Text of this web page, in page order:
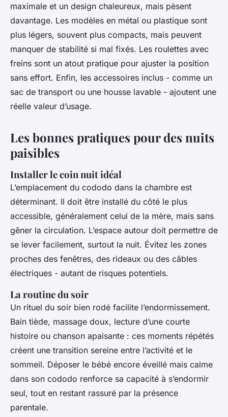
maximale et un design chaleureux, mais pèsent
davantage. Les modèles en métal ou plastique sont
plus légers, souvent plus compacts, mais peuvent
manquer de stabilité si mal fixés. Les roulettes avec
freins sont un atout pratique pour ajuster la position
sans effort. Enfin, les accessoires inclus - comme un
sac de transport ou une housse lavable - ajoutent une
réelle valeur d’usage.
Les bonnes pratiques pour des nuits
paisibles
Installer le coin nuit idéal
L’emplacement du cododo dans la chambre est
déterminant. Il doit être installé du côté le plus
accessible, généralement celui de la mère, mais sans
gêner la circulation. L’espace autour doit permettre de
se lever facilement, surtout la nuit. Évitez les zones
proches des fenêtres, des rideaux ou des câbles
électriques - autant de risques potentiels.
La routine du soir
Un rituel du soir bien rodé facilite l’endormissement.
Bain tiède, massage doux, lecture d’une courte
histoire ou chanson apaisante : ces moments répétés
créent une transition sereine entre l’activité et le
sommeil. Déposer le bébé encore éveillé mais calme
dans son cododo renforce sa capacité à s’endormir
seul, tout en restant rassuré par la présence
parentale.